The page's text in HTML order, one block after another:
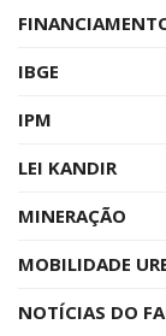
IBGE
IPM
LEI KANDIR
MINERAÇÃO
MOBILIDADE
NOTÍCIAS DO